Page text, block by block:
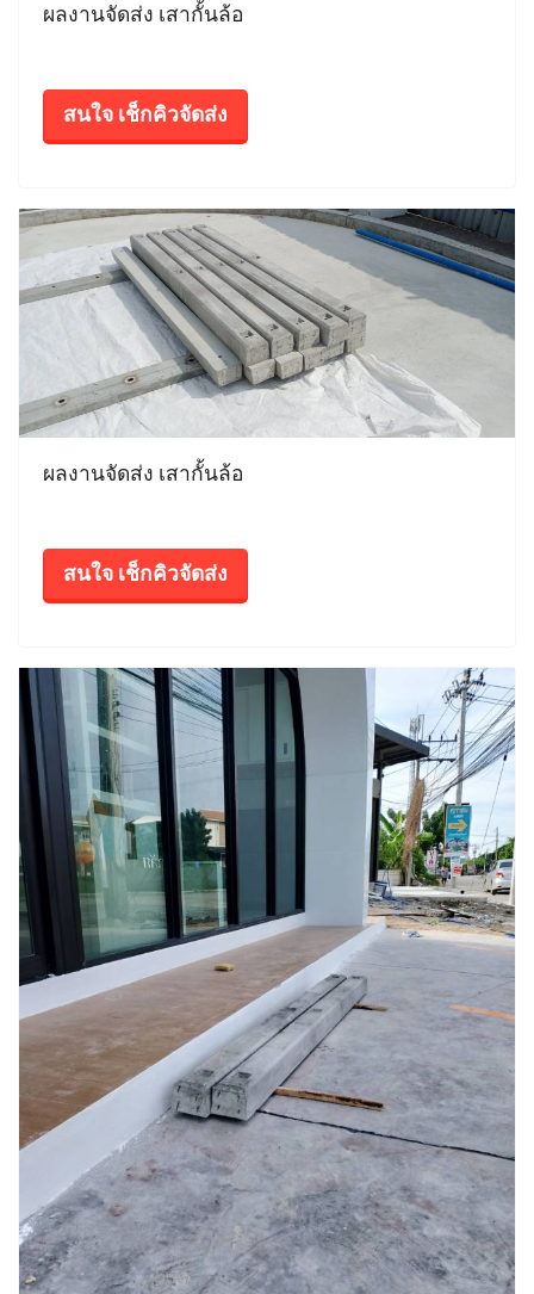
ผลงานจัดส่ง เสากั้นล้อ
สนใจ เช็กคิวจัดส่ง
ผลงานจัดส่ง เสากั้นล้อ
สนใจ เช็กคิวจัดส่ง